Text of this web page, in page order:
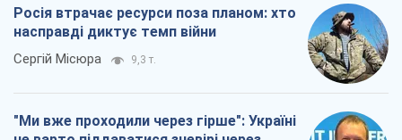
Росія втрачає ресурси поза планом: хто
насправді диктує темп війни
Сергій Місюра 9,3 т.
"Ми вже проходили через гірше": Україні